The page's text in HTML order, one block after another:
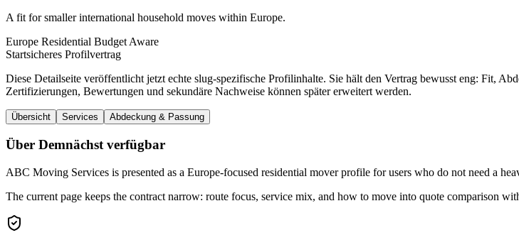
A fit for smaller international household moves within Europe.
Europe Residential Budget Aware
Startsicheres Profilvertrag
Diese Detailseite veröffentlicht jetzt echte slug-spezifische Profilinhalte. Sie hält den Vertrag bewusst eng: Fit,
Zertifizierungen, Bewertungen und sekundäre Nachweise können später erweitert werden.
Übersicht Services Abdeckung & Passung
Über Demnächst verfügbar
ABC Moving Services is presented as a Europe-focused residential mover profile for users who do not need a
The current page keeps the contract narrow: route focus, service mix, and how to move into quote comparison